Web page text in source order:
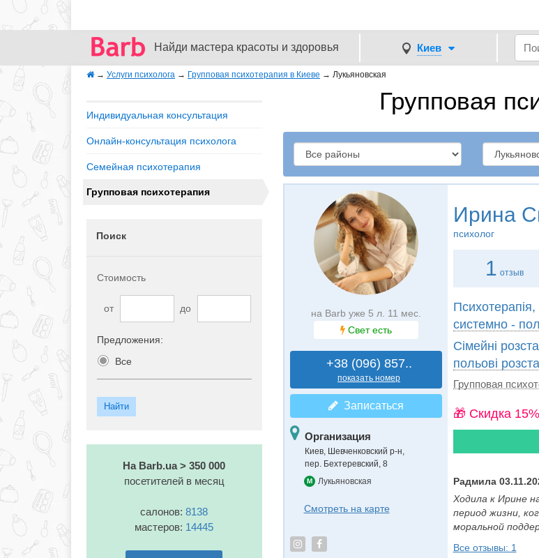
Найди мастера красоты и здоровья Киев
→ Услуги психолога → Групповая психотерапия в Киеве → Лукьяновская
Групповая
Индивидуальная консультация
Онлайн-консультация психолога
Семейная психотерапия
Групповая психотерапия
Поиск
Стоимость
от до
Предложения:
Все
На Barb.ua > 350 000
посетителей в месяц
салонов:8138
мастеров: 14445
на Barb уже 5 л. 11 мес.
Свет есть
+38 (096) 857..
показать номер
Записаться
Организация
Киев, Шевченковский р-н,
пер. Бехтеревский, 8
M Лукьяновская
Смотреть на карте
Ирина
психолог
1 отзыв
системно -
Сімейні
польові
Групповая
🎁 Cкидка
Радмила
Ходила к Ирине
период жизни,
моральной
Все отзывы: 1